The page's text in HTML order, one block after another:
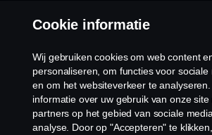
Cookie informatie
Wij gebruiken cookies om web content
personaliseren, om functies voor sociale
en om het websiteverkeer te
informatie over uw gebruik van onze site
partners op het gebied van sociale
analyse. Door op "Accepteren" te